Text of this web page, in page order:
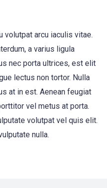
volutpat arcu iaculis vitae.
a varius ligula
nec porta ultrices, est elit
lectus non tortor. Nulla
at in est. Aenean feugiat
vel metus at porta.
volutpat vel quis elit.
nulla.